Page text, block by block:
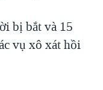
bị bắt và 15
vụ xô xát hồi